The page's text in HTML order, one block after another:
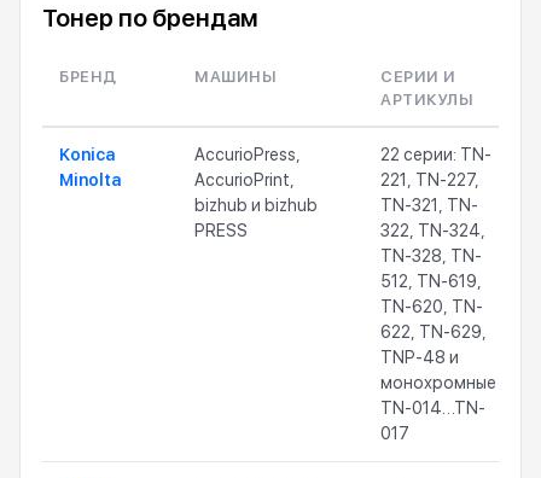
Тонер по брендам
БРЕНД МАШИНЫ
СЕРИИ И
АРТИКУЛЫ
Konica
Minolta
AccurioPress,
AccurioPrint,
bizhub и bizhub
PRESS
22 серии: TN-
221, TN-227,
TN-321, TN-
322, TN-324,
TN-328, TN-
512, TN-619,
TN-620, TN-
622, TN-629,
TNP-48 и
монохромные
TN-014…TN-
017